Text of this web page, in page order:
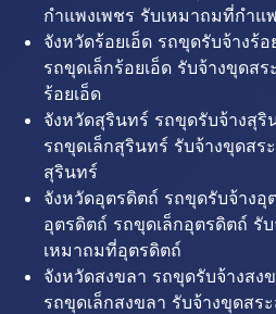
กำแพงเพชร รับเหมาถมที่กำแ
จังหวัดร้อยเอ็ด รถขุดรับจ้างร้
รถขุดเล็กร้อยเอ็ด รับจ้างขุดส
ร้อยเอ็ด
จังหวัดสุรินทร์ รถขุดรับจ้างสุ
รถขุดเล็กสุรินทร์ รับจ้างขุดสร
สุรินทร์
จังหวัดอุตรดิตถ์ รถขุดรับจ้างอุ
อุตรดิตถ์ รถขุดเล็กอุตรดิตถ์ รั
เหมาถมที่อุตรดิตถ์
จังหวัดสงขลา รถขุดรับจ้างสง
รถขุดเล็กสงขลา รับจ้างขุดสร